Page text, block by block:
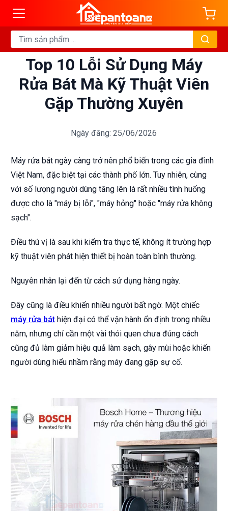
Top 10 Lỗi Sử Dụng Máy
Rửa Bát Mà Kỹ Thuật Viên
Gặp Thường Xuyên
Ngày đăng: 25/06/2026
Máy rửa bát ngày càng trở nên phổ biến trong các gia đình
Việt Nam, đặc biệt tại các thành phố lớn. Tuy nhiên, cùng
với số lượng người dùng tăng lên là rất nhiều tình huống
được cho là "máy bị lỗi", "máy hỏng" hoặc "máy rửa không
sạch".
Điều thú vị là sau khi kiểm tra thực tế, không ít trường hợp
kỹ thuật viên phát hiện thiết bị hoàn toàn bình thường.
Nguyên nhân lại đến từ cách sử dụng hàng ngày.
Đây cũng là điều khiến nhiều người bất ngờ. Một chiếc
máy rửa bát hiện đại có thể vận hành ổn định trong nhiều
năm, nhưng chỉ cần một vài thói quen chưa đúng cách
cũng đủ làm giảm hiệu quả làm sạch, gây mùi hoặc khiến
người dùng hiểu nhầm rằng máy đang gặp sự cố.